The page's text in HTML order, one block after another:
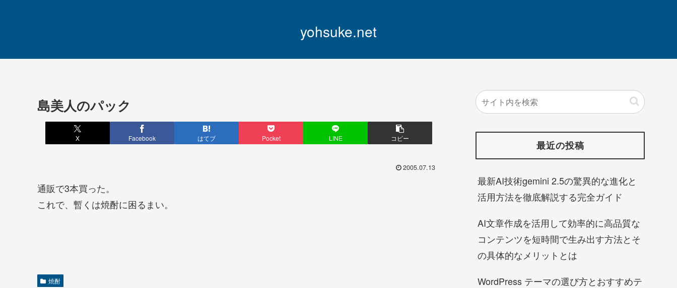
yohsuke.net
島美人のパック
X Facebook はてブ Pocket LINE コピー
2005.07.13
通販で3本買った。
これで、暫くは焼酎に困るまい。
焼酎
最近の投稿
最新AI技術gemini 2.5の驚異的な進化と
活用方法を徹底解説する完全ガイド
AI文章作成を活用して効率的に高品質な
コンテンツを短時間で生み出す方法とそ
の具体的なメリットとは
WordPress テーマの選び方とおすすめテ